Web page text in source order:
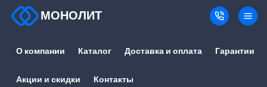
МОНОЛИТ
О компании Каталог Доставка и оплата Гарантии
Акции и скидки Контакты